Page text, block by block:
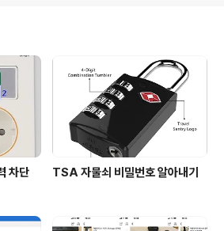
던 아버지의 마지막 소원
번지에서 태어났습니다.
로 개발되면서 원평동 315
기 때문에 구미 옛집과 땅
았을지도 모릅니다. 구미 옛
차단
TSA 자물쇠 비밀번호 알아내기